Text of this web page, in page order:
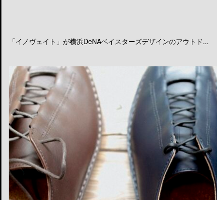
「イノヴェイト」が横浜DeNAベイスターズデザインのアウトド...